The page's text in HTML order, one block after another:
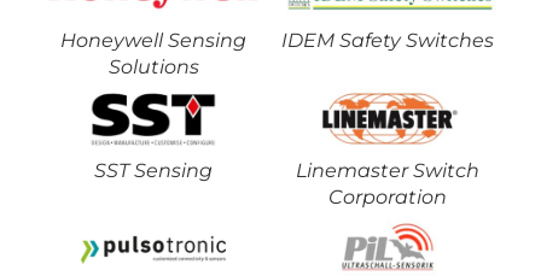
Honeywell Sensing
Solutions
IDEM Safety Switches
SST Sensing
Linemaster Switch
Corporation